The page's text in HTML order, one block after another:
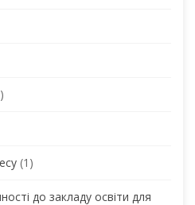
(1)
до закладу освіти для